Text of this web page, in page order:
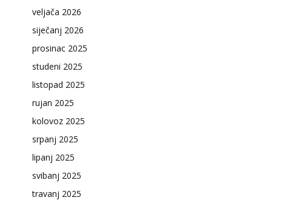
veljača 2026
siječanj 2026
prosinac 2025
studeni 2025
listopad 2025
rujan 2025
kolovoz 2025
srpanj 2025
lipanj 2025
svibanj 2025
travanj 2025